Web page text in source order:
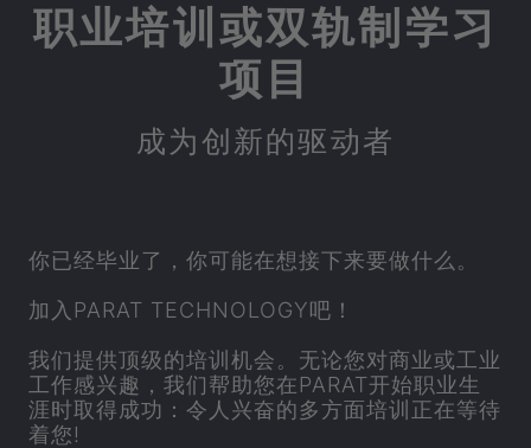
职业培训或双轨制学习
项目
成为创新的驱动者
你已经毕业了，你可能在想接下来要做什么。
加入 PARAT TECHNOLOGY吧！
我们提供顶级的培训机会。无论您对商业或工业
工作感兴趣，我们帮助您在PARAT开始职业生
涯时取得成功：令人兴奋的多方面培训正在等待
着您!